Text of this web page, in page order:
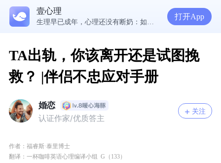
壹心理
5300万人在这里获得专业心理帮助
打开App
TA出轨，你该离开还是试图挽
救？ |伴侣不忠应对手册
婚恋
认证作家/优质答主
关注
作者： 福睿斯·泰里博士
翻译： 一杯咖啡英语心理编译小组 G （133）